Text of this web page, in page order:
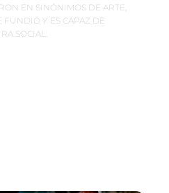
EN SINÓNIMOS DE ARTE,
FUNDIÓ Y ES CAPAZ DE
SOCIAL.